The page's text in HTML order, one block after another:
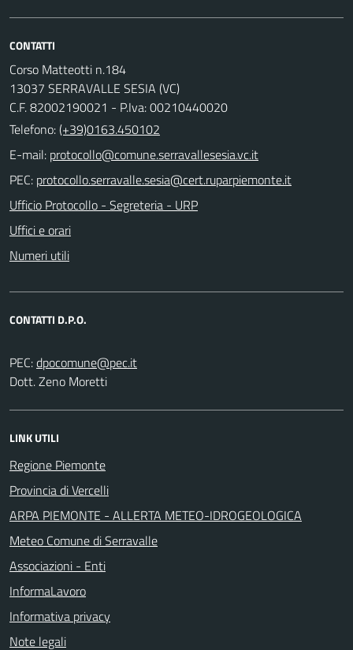
CONTATTI
Corso Matteotti n.184
13037 SERRAVALLE SESIA (VC)
C.F. 82002190021 - P.Iva: 00210440020
Telefono:(+39)0163.450102
E-mail:
PEC:
Ufficio Protocollo - Segreteria - URP
Uffici e orari
Numeri utili
CONTATTI D.P.O.
PEC:
Dott. Zeno Moretti
LINK UTILI
Regione Piemonte
Provincia di Vercelli
ARPA PIEMONTE - ALLERTA METEO-IDROGEOLOGICA
Meteo Comune di Serravalle
Associazioni - Enti
InformaLavoro
Informativa privacy
Note legali